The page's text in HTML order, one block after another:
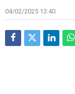
04/02/2025 13:40